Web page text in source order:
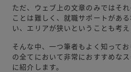
ただ、ウェブ上の文章のみではそ
ことは難しく、就職サポートがあ
い、エリアが狭いということも考え
そんな中、一つ筆者もよく知って
の全てにおいて非常におすすめな
に紹介します。